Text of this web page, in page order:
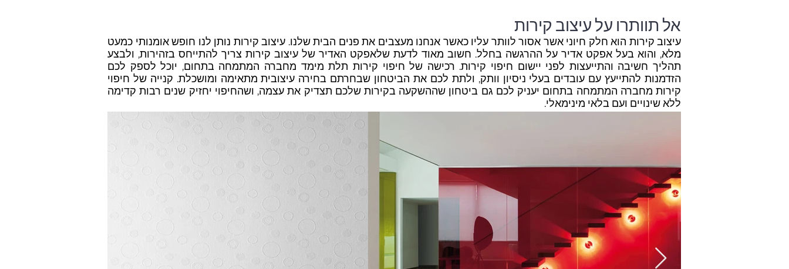
אל תוותרו על עיצוב קירות
עיצוב קירות הוא חלק חיוני אשר אסור לוותר עליו כאשר אנחנו מעצבים את פנים הבית שלנו. עיצוב קירות נותן לנו חופש אומנותי כמעט
מלא, והוא בעל אפקט אדיר על ההרגשה בחלל. חשוב מאוד לדעת שלאפקט האדיר של עיצוב קירות צריך להתייחס בזהירות, ולבצע
תהליך חשיבה והתייעצות לפני יישום חיפוי קירות. רכישה של חיפוי קירות תלת מימד מחברה המתמחה בתחום, יוכל לספק לכם
הזדמנות להתייעץ עם עובדים בעלי ניסיון וותק, ולתת לכם את הביטחון שבחרתם בחירה עיצובית מתאימה ומושכלת. קנייה של חיפוי
קירות מחברה המתמחה בתחום יעניק לכם גם ביטחון שההשקעה בקירות שלכם תצדיק את עצמה, ושהחיפוי יחזיק שנים רבות קדימה
ללא שינויים ועם בלאי מינימאלי.